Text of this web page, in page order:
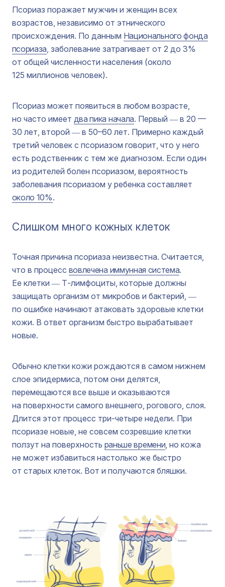
Псориаз поражает мужчин и женщин всех
возрастов, независимо от этнического
происхождения. По данным Национального фонда
псориаза, заболевание затрагивает от 2 до 3%
от общей численности населения (около
125 миллионов человек).
Псориаз может появиться в любом возрасте,
но часто имеет два пика начала. Первый ― в 20 —
30 лет, второй ― в 50–60 лет. Примерно каждый
третий человек с псориазом говорит, что у него
есть родственник с тем же диагнозом. Если один
из родителей болен псориазом, вероятность
заболевания псориазом у ребенка составляет
около 10%.
Слишком много кожных клеток
Точная причина псориаза неизвестна. Считается,
что в процесс вовлечена иммунная система.
Ее клетки ― Т-лимфоциты, которые должны
защищать организм от микробов и бактерий, ―
по ошибке начинают атаковать здоровые клетки
кожи. В ответ организм быстро вырабатывает
новые.
Обычно клетки кожи рождаются в самом нижнем
слое эпидермиса, потом они делятся,
перемещаются все выше и оказываются
на поверхности самого внешнего, рогового, слоя.
Длится этот процесс три-четыре недели. При
псориазе новые, не совсем созревшие клетки
ползут на поверхность раньше времени, но кожа
не может избавиться настолько же быстро
от старых клеток. Вот и получаются бляшки.